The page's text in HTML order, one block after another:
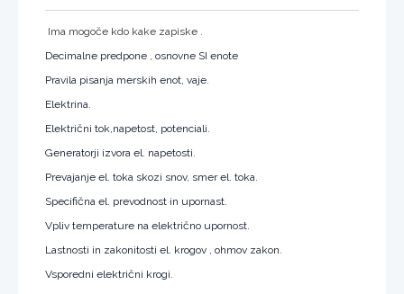
Ima mogoče kdo kake zapiske .
Decimalne predpone , osnovne SI enote
Pravila pisanja merskih enot, vaje.
Elektrina.
Električni tok,napetost, potenciali.
Generatorji izvora el. napetosti.
Prevajanje el. toka skozi snov, smer el. toka.
Specifična el. prevodnost in upornast.
Vpliv temperature na električno upornost.
Lastnosti in zakonitosti el. krogov , ohmov zakon.
Vsporedni električni krogi.